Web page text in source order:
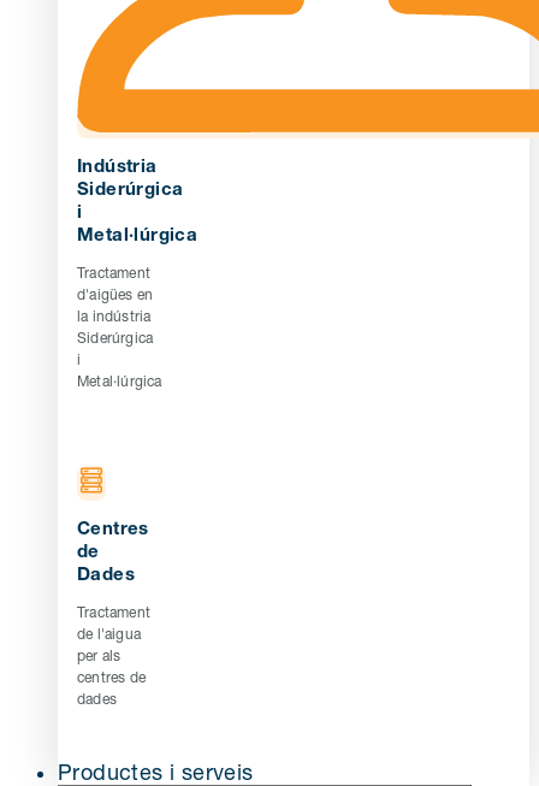
Indústria
Siderúrgica
i
Metal·lúrgica
Tractament
d'aigües en
la indústria
Siderúrgica
i
Metal·lúrgica
Centres
de
Dades
Tractament
de l'aigua
per als
centres de
dades
Productes i serveis